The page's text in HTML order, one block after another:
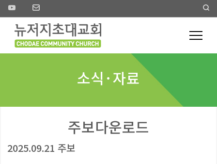
소식·자료
주보다운로드
2025.09.21 주보